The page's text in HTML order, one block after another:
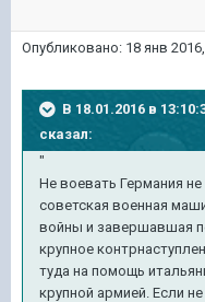
Опубликовано: 18 янв
В 18.01.2016 в
сказал:
"
Не воевать Германия
советская военная
войны и завершавшая
крупное
туда на помощь
крупной армией. Если